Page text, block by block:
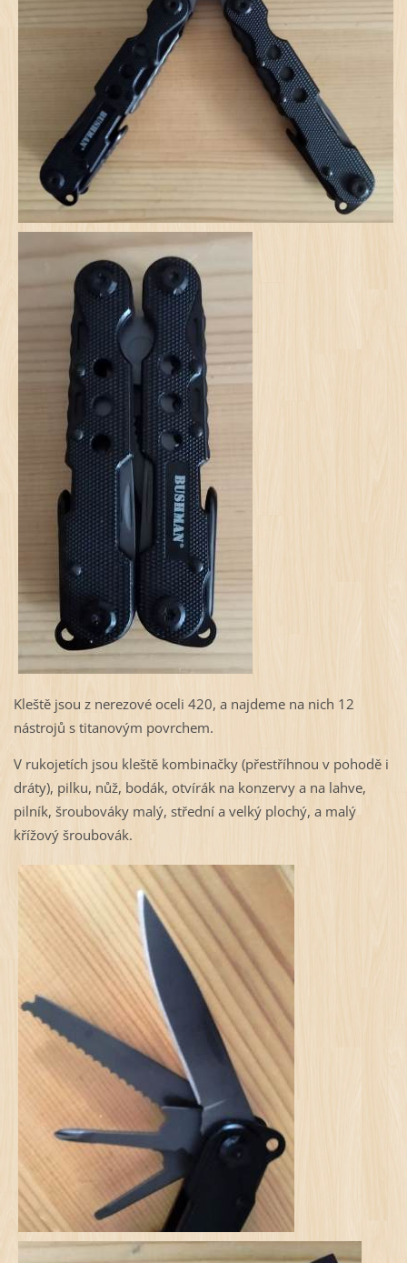
Kleště jsou z nerezové oceli 420, a najdeme na nich 12
nástrojů s titanovým povrchem.
V rukojetích jsou kleště kombinačky (přestříhnou v pohodě i
dráty), pilku, nůž, bodák, otvírák na konzervy a na lahve,
pilník, šroubováky malý, střední a velký plochý, a malý
křížový šroubovák.